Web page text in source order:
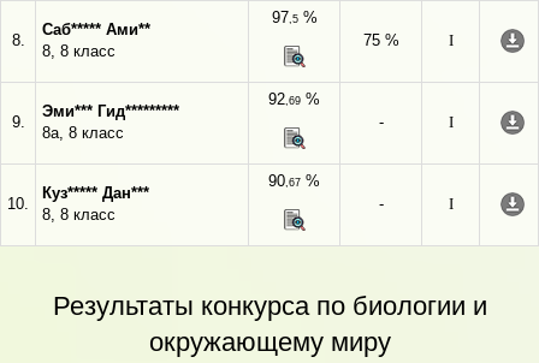
8.
Саб***** Ами**
8, 8 класс
97,5%
75 %
I
9.
Эми*** Гид*********
8а, 8 класс
92,69 %
-
I
10.
Куз***** Дан***
8, 8 класс
90,67 %
-
I
Результаты конкурса по биологии и
окружающему миру